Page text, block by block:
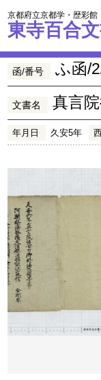
京都府立京都学・歴彩館
東寺百合
函/番号 ふ函/
文書名 真言
年月日 久安5年